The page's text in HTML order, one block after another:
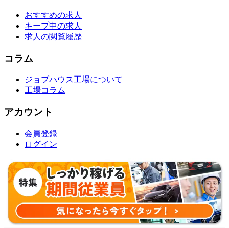
おすすめの求人
キープ中の求人
求人の閲覧履歴
コラム
ジョブハウス工場について
工場コラム
アカウント
会員登録
ログイン